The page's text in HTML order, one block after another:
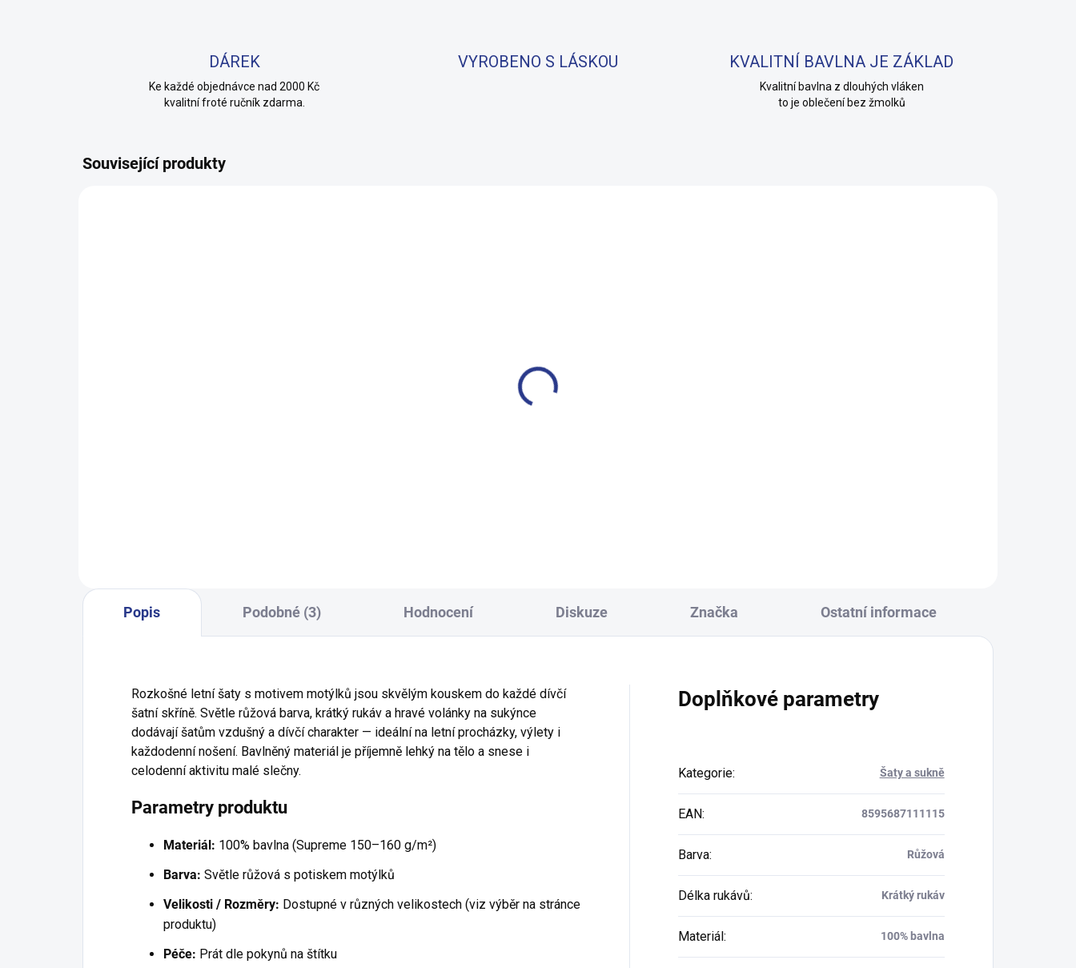
DÁREK
Ke každé objednávce nad 2000 Kč
kvalitní froté ručník zdarma.
VYROBENO S LÁSKOU KVALITNÍ BAVLNA JE ZÁKLAD
Kvalitní bavlna z dlouhých vláken
to je oblečení bez žmolků
Související produkty
Popis Podobné (3) Hodnocení Diskuze Značka Ostatní informace
Rozkošné letní šaty s motivem motýlků jsou skvělým kouskem do každé dívčí
šatní skříně. Světle růžová barva, krátký rukáv a hravé volánky na sukýnce
dodávají šatům vzdušný a dívčí charakter — ideální na letní procházky, výlety i
každodenní nošení. Bavlněný materiál je příjemně lehký na tělo a snese i
celodenní aktivitu malé slečny.
Parametry produktu
Materiál: 100% bavlna (Supreme 150–160 g/m²)
Barva: Světle růžová s potiskem motýlků
Velikosti / Rozměry: Dostupné v různých velikostech (viz výběr na stránce
produktu)
Péče: Prát dle pokynů na štítku
Doplňkové parametry
Kategorie: Šaty a sukně
EAN: 8595687111115
Barva: Růžová
Délka rukávů: Krátký rukáv
Materiál: 100% bavlna